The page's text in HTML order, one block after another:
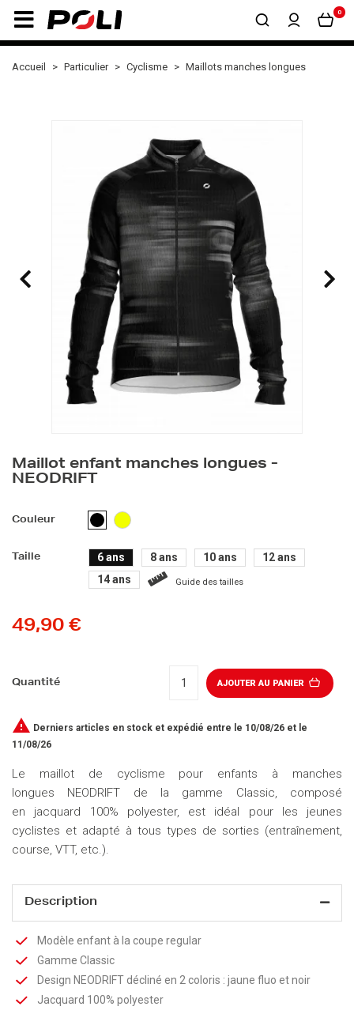
0
Accueil Particulier Cyclisme Maillots manches longues
Maillot enfant manches longues -
NEODRIFT
Couleur NOIRJAUNE
Taille 6 ans 8 ans 10 ans
12 ans
14 ans
Guide des tailles
49,90 €
Quantité AJOUTER AU PANIER
 Derniers articles en stock et expédié entre le 10/08/26 et le
11/08/26
Le maillot de cyclisme pour enfants à manches
longues NEODRIFT de la gamme Classic, composé
en jacquard 100% polyester, est idéal pour les jeunes
cyclistes et adapté à tous types de sorties (entraînement,
course, VTT, etc.).
Description
Modèle enfant à la coupe regular
Gamme Classic
Design NEODRIFT décliné en 2 coloris : jaune fluo et noir
Jacquard 100% polyester